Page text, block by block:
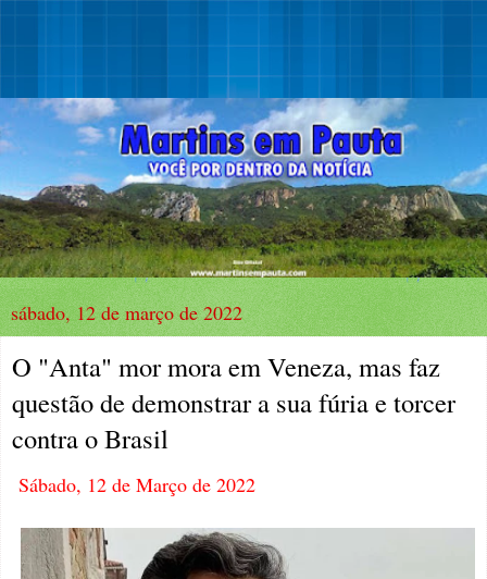
sábado, 12 de março de 2022
O "Anta" mor mora em Veneza, mas faz
questão de demonstrar a sua fúria e torcer
contra o Brasil
Sábado, 12 de Março de 2022